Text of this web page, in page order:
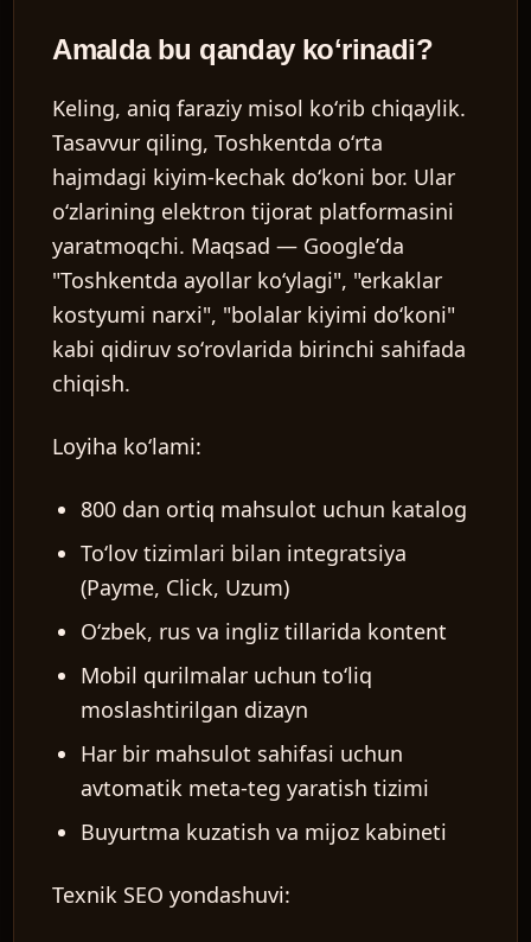
Amalda bu qanday koʻrinadi?
Keling, aniq faraziy misol koʻrib chiqaylik.
Tasavvur qiling, Toshkentda oʻrta
hajmdagi kiyim-kechak doʻkoni bor. Ular
oʻzlarining elektron tijorat platformasini
yaratmoqchi. Maqsad — Googleʼda
"Toshkentda ayollar koʻylagi", "erkaklar
kostyumi narxi", "bolalar kiyimi doʻkoni"
kabi qidiruv soʻrovlarida birinchi sahifada
chiqish.
Loyiha koʻlami:
800 dan ortiq mahsulot uchun katalog
Toʻlov tizimlari bilan integratsiya
(Payme, Click, Uzum)
Oʻzbek, rus va ingliz tillarida kontent
Mobil qurilmalar uchun toʻliq
moslashtirilgan dizayn
Har bir mahsulot sahifasi uchun
avtomatik meta-teg yaratish tizimi
Buyurtma kuzatish va mijoz kabineti
Texnik SEO yondashuvi: